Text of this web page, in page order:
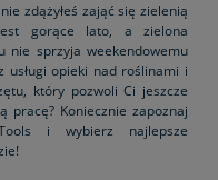
zdążyłeś zająć się zielenią
gorące lato, a zielona
nie sprzyja weekendowemu
usługi opieki nad roślinami i
który pozwoli Ci jeszcze
pracę? Koniecznie zapoznaj
i wybierz najlepsze